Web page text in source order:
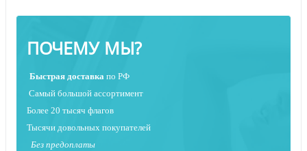
ПОЧЕМУ МЫ?
Быстрая доставка по РФ
Самый большой ассортимент
Более 20 тысяч флагов
Тысячи довольных покупателей
Без предоплаты